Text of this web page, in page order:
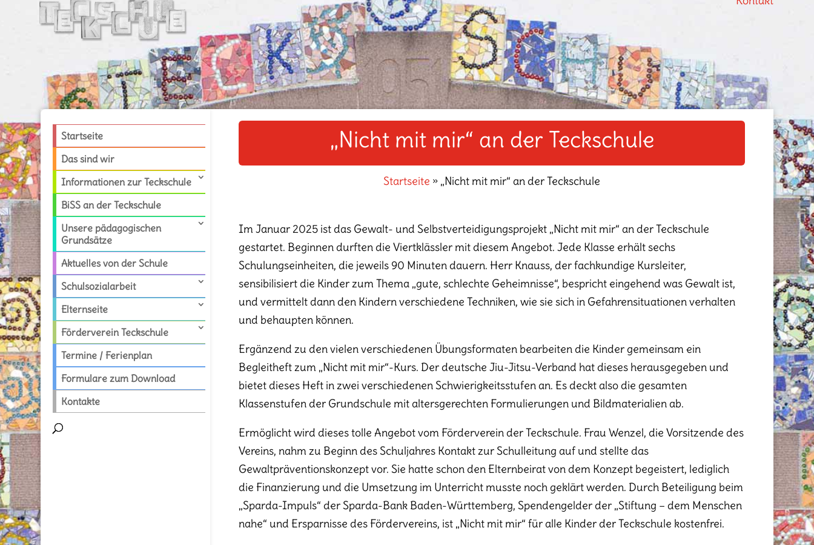
Startseite
Das sind wir
Informationen zur Teckschule
BiSS an der Teckschule
Unsere pädagogischen
Grundsätze
Aktuelles von der Schule
Schulsozialarbeit
Elternseite
Förderverein Teckschule
Termine / Ferienplan
Formulare zum Download
Kontakte
„Nicht mit mir“ an der Teckschule
Startseite » „Nicht mit mir“ an der Teckschule
Im Januar 2025 ist das Gewalt- und Selbstverteidigungsprojekt „Nicht mit mir“ an der Teckschule
gestartet. Beginnen durften die Viertklässler mit diesem Angebot. Jede Klasse erhält sechs
Schulungseinheiten, die jeweils 90 Minuten dauern. Herr Knauss, der fachkundige Kursleiter,
sensibilisiert die Kinder zum Thema „gute, schlechte Geheimnisse“, bespricht eingehend was Gewalt ist,
und vermittelt dann den Kindern verschiedene Techniken, wie sie sich in Gefahrensituationen verhalten
und behaupten können.
Ergänzend zu den vielen verschiedenen Übungsformaten bearbeiten die Kinder gemeinsam ein
Begleitheft zum „Nicht mit mir“-Kurs. Der deutsche Jiu-Jitsu-Verband hat dieses herausgegeben und
bietet dieses Heft in zwei verschiedenen Schwierigkeitsstufen an. Es deckt also die gesamten
Klassenstufen der Grundschule mit altersgerechten Formulierungen und Bildmaterialien ab.
Ermöglicht wird dieses tolle Angebot vom Förderverein der Teckschule. Frau Wenzel, die Vorsitzende des
Vereins, nahm zu Beginn des Schuljahres Kontakt zur Schulleitung auf und stellte das
Gewaltpräventionskonzept vor. Sie hatte schon den Elternbeirat von dem Konzept begeistert, lediglich
die Finanzierung und die Umsetzung im Unterricht musste noch geklärt werden. Durch Beteiligung beim
„Sparda-Impuls“ der Sparda-Bank Baden-Württemberg, Spendengelder der „Stiftung – dem Menschen
nahe“ und Ersparnisse des Fördervereins, ist „Nicht mit mir“ für alle Kinder der Teckschule kostenfrei.